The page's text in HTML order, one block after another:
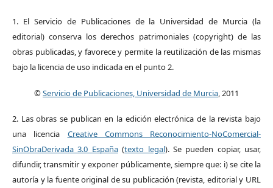
1. El Servicio de Publicaciones de la Universidad de Murcia (la
editorial) conserva los derechos patrimoniales (copyright) de las
obras publicadas, y favorece y permite la reutilización de las mismas
bajo la licencia de uso indicada en el punto 2.
©Servicio de Publicaciones, Universidad de Murcia, 2011
2. Las obras se publican en la edición electrónica de la revista bajo
una licencia Creative Commons Reconocimiento-NoComercial-
SinObraDerivada 3.0 España(texto legal). Se pueden copiar, usar,
difundir, transmitir y exponer públicamente, siempre que: i) se cite la
autoría y la fuente original de su publicación (revista, editorial y URL